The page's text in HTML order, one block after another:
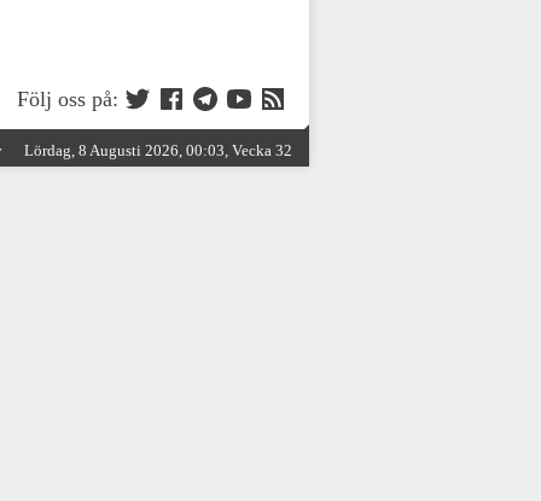
Följ oss på:
Lördag, 8 Augusti 2026, 00:03, Vecka 32